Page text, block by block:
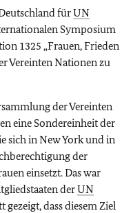
fürUN
Symposium
1325 „Frauen, Frieden
Vereinten Nationen zu
der Vereinten
eine Sondereinheit der
sich in New York und in
der
einsetzt. Das war
derUN
dass diesem Ziel